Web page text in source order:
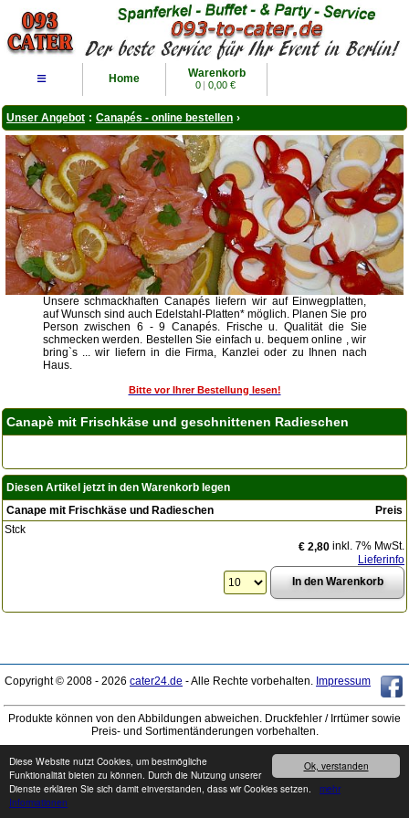
Ok, verstanden
Diese Website nutzt Cookies, um bestmögliche
Funktionalität bieten zu können. Durch die Nutzung unserer
Dienste erklären Sie sich damit einverstanden, dass wir Cookies setzen. mehr
Informationen
≡ Home Warenkorb
0 | 0,00 €
Unser Angebot : Canapés - online bestellen ›
Unsere schmackhaften Canapés liefern wir auf Einwegplatten,
auf Wunsch sind auch Edelstahl-Platten* möglich. Planen Sie pro
Person zwischen 6 - 9 Canapés. Frische u. Qualität die Sie
schmecken werden. Bestellen Sie einfach u. bequem online , wir
bring`s ... wir liefern in die Firma, Kanzlei oder zu Ihnen nach
Haus.
Bitte vor Ihrer Bestellung lesen!
Canapè mit Frischkäse und geschnittenen Radieschen
Diesen Artikel jetzt in den Warenkorb legen
Canape mit Frischkäse und Radieschen
Preis
Stck
€ 2,80 inkl. 7% MwSt.
Lieferinfo
Copyright © 2008 - 2026 cater24.de - Alle Rechte vorbehalten. Impressum
Produkte können von den Abbildungen abweichen. Druckfehler / Irrtümer sowie
Preis- und Sortimentänderungen vorbehalten.